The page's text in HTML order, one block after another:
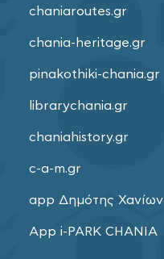
chaniaroutes.gr
chania-heritage.gr
pinakothiki-chania.gr
librarychania.gr
chaniahistory.gr
c-a-m.gr
app Δημότης Χανίων
App i-PARK CHANIA